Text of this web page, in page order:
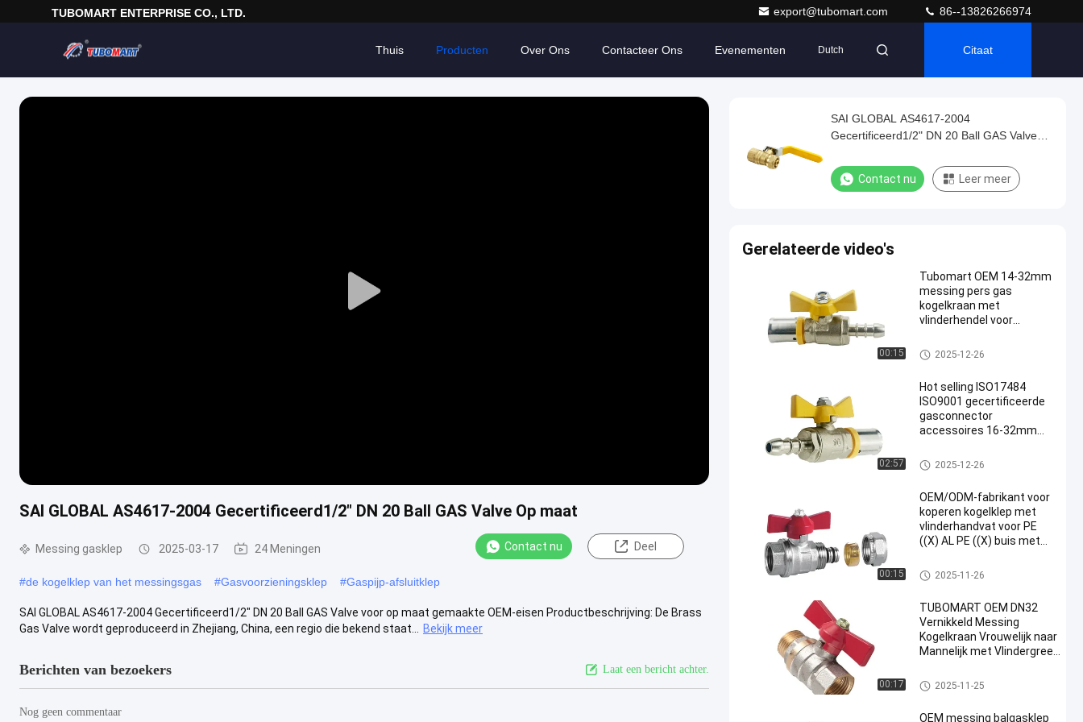
TUBOMART ENTERPRISE CO., LTD. export@tubomart.com 86--13826266974
Thuis Producten Over Ons Contacteer Ons Evenementen Dutch Citaat
Play
SAI GLOBAL AS4617-2004 Gecertificeerd1/2" DN 20 Ball GAS Valve Op maat
Messing gasklep 2025-03-17 24 Meningen Contact nu Deel
#de kogelklep van het messingsgas #Gasvoorzieningsklep #Gaspijp-afsluitklep
SAI GLOBAL AS4617-2004 Gecertificeerd1/2" DN 20 Ball GAS Valve voor op maat gemaakte OEM-eisen Productbeschrijving: De Brass
Gas Valve wordt geproduceerd in Zhejiang, China, een regio die bekend staat...
Bekijk meer
Berichten van bezoekers Laat een bericht achter.
Nog geen commentaar
SAI GLOBAL AS4617-2004
Gecertificeerd1/2" DN 20 Ball GAS Valve
Contact nu Leer meer
Gerelateerde video's
00:15
Tubomart OEM 14-32mm
messing pers gas
kogelkraan met
vlinderhendel voor
leidingen voor gasgebruik
Messing gasklep
2025-12-26
02:57
Hot selling ISO17484
ISO9001 gecertificeerde
gasconnector
accessoires 16-32mm
Accessories Gele
Messing Gaspijp
Messing gasklep
2025-12-26
00:15
OEM/ODM-fabrikant voor
koperen kogelklep met
vlinderhandvat voor PE
((X) AL PE ((X) buis met
AS4617
Messing gasklep
2025-11-26
00:17
TUBOMART OEM DN32
Vernikkeld Messing
Kogelkraan Vrouwelijk naar
Mannelijk met Vlindergreep
Messing gasklep
2025-11-25
OEM messing balgasklep